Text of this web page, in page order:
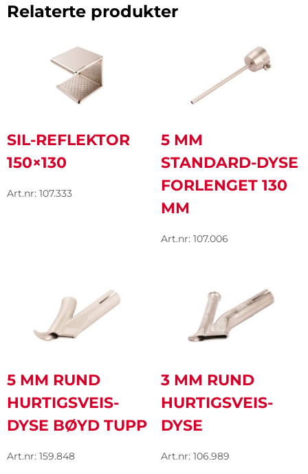
Relaterte produkter
SIL-REFLEKTOR
150×130
Art.nr: 107.333
5 MM
STANDARD-DYSE
FORLENGET 130
MM
Art.nr: 107.006
5 MM RUND
HURTIGSVEIS-
DYSE BØYD TUPP
Art.nr: 159.848
3 MM RUND
HURTIGSVEIS-
DYSE
Art.nr: 106.989